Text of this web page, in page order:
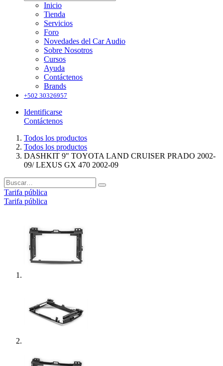
Inicio
Tienda
Servicios
Foro
Novedades del Car Audio
Sobre Nosotros
Cursos
Ayuda
Contáctenos
Brands
+502 30326957
Identificarse
Contáctenos
Todos los productos
Todos los productos
DASHKIT 9" TOYOTA LAND CRUISER PRADO 2002-
09/ LEXUS GX 470 2002-09
Tarifa pública
Tarifa pública